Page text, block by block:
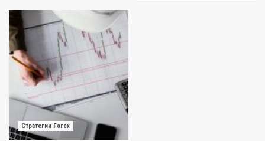
Стратегии Forex